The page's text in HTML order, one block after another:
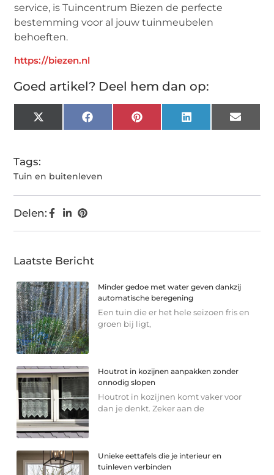
service, is Tuincentrum Biezen de perfecte
bestemming voor al jouw tuinmeubelen
behoeften.
https://biezen.nl
Goed artikel? Deel hem dan op:
X
(Twitter)
FacebookPinterest LinkedIn Email
Tags:
Tuin en buitenleven
Delen:
Laatste Bericht
Minder gedoe met water geven dankzij
automatische beregening
Een tuin die er het hele seizoen fris en
groen bij ligt,
Houtrot in kozijnen aanpakken zonder
onnodig slopen
Houtrot in kozijnen komt vaker voor
dan je denkt. Zeker aan de
Unieke eettafels die je interieur en
tuinleven verbinden